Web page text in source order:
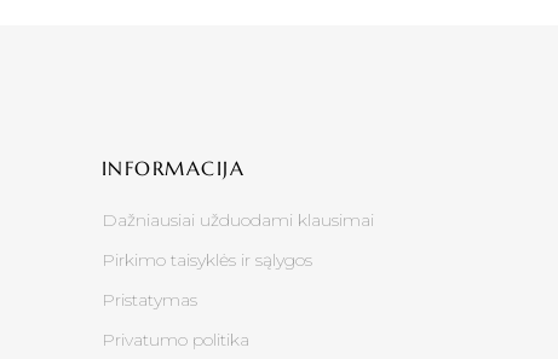
INFORMACIJA
Dažniausiai užduodami klausimai
Pirkimo taisyklės ir sąlygos
Pristatymas
Privatumo politika